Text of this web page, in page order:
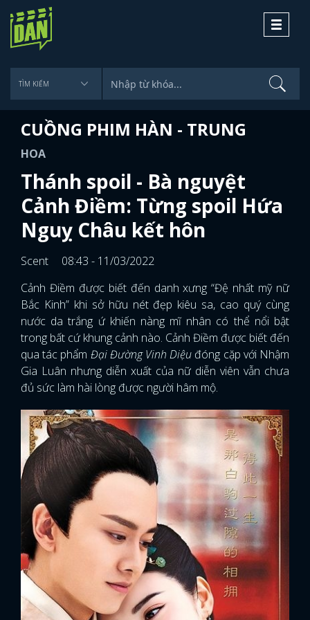
Toggle
CUỒNG PHIM HÀN - TRUNG
HOA
Thánh spoil - Bà nguyệt
Cảnh Điềm: Từng spoil Hứa
Nguỵ Châu kết hôn
Scent
08:43 - 11/03/2022
Cảnh Điềm được biết đến danh xưng “Đệ nhất mỹ nữ
Bắc Kinh” khi sở hữu nét đẹp kiêu sa, cao quý cùng
nước da trắng ứ khiến nàng mĩ nhân có thể nổi bật
trong bất cứ khung cảnh nào. Cảnh Điềm được biết đến
qua tác phẩm Đại Đường Vinh Diệu đóng cặp với Nhậm
Gia Luân nhưng diễn xuất của nữ diễn viên vẫn chưa
đủ sức làm hài lòng được người hâm mộ.